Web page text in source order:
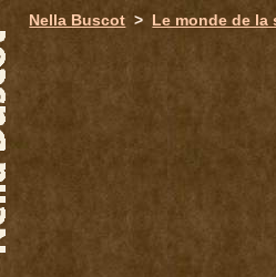
Nella Buscot > Le monde de la